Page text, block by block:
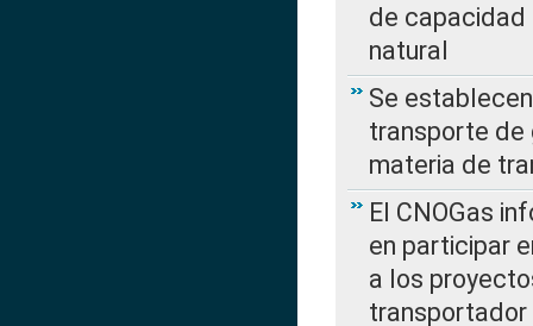
de capacidad
natural
Se
transporte de
materia de
El CNOGas
en participar
a los
transportador